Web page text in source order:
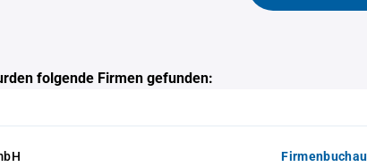
folgende Firmen gefunden: